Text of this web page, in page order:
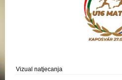
Vizual natjecanja